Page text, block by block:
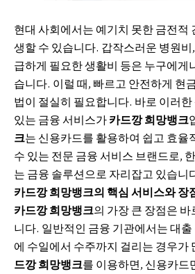
현대 사회에서는 예기치 못한 금전적
생할 수 있습니다. 갑작스러운 병원
급하게 필요한 생활비 등은 누구에게
습니다. 이럴 때, 빠르고 안전하게 현
법이 절실히 필요합니다. 바로 이러
있는 금융 서비스가카드깡 희망뱅크
크는 신용카드를 활용하여 쉽고 효율
수 있는 전문 금융 서비스 브랜드로,
는 금융 솔루션으로 자리잡고 있습니
카드깡 희망뱅크의 핵심 서비스와 장
카드깡 희망뱅크의 가장 큰 장점은 바
니다. 일반적인 금융 기관에서는 대
에 수일에서 수주까지 걸리는 경우가
드깡 희망뱅크를 이용하면, 신용카드